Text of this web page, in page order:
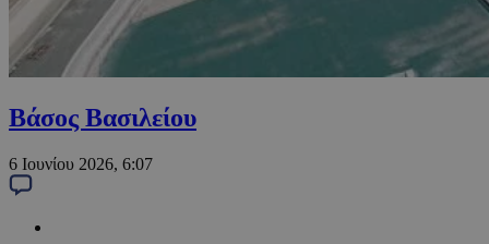
Βάσος Βασιλείου
6 Ιουνίου 2026, 6:07